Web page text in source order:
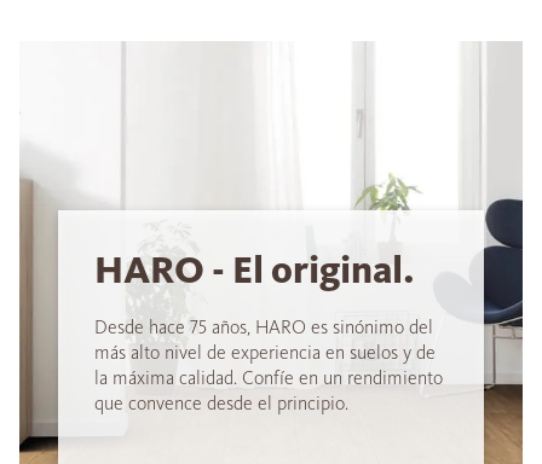
HARO - El original.
Desde hace 75 años, HARO es sinónimo del
más alto nivel de experiencia en suelos y de
la máxima calidad. Confíe en un rendimiento
que convence desde el principio.